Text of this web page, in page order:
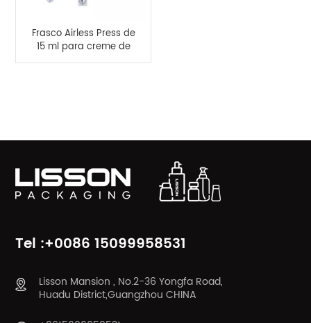
Frasco Airless Press de
15 ml para creme de
olhos de luxo
Tel :+0086 15099958531
Lisson Mansion , No.2-36 Yongfa Road,
Huadu District,Guangzhou CHINA